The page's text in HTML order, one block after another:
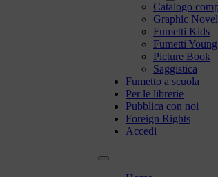
Catalogo
Graphic Novel
Fumetti Kids
Fumetti
Picture Book
Saggistica
Fumetto a scuola
Per le librerie
Pubblica con noi
Foreign Rights
Accedi